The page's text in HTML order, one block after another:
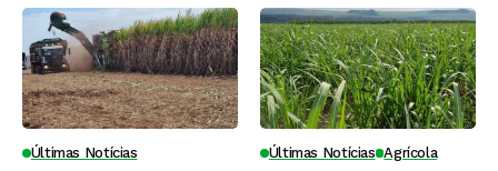
Últimas Notícias Últimas Notícias Agrícola